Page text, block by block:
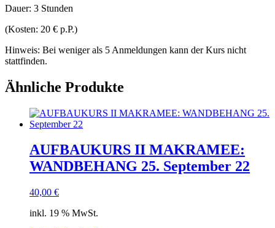
Dauer: 3 Stunden
(Kosten: 20 € p.P.)
Hinweis: Bei weniger als 5 Anmeldungen kann der Kurs nicht
stattfinden.
Ähnliche Produkte
AUFBAUKURS II MAKRAMEE:
WANDBEHANG 25. September 22
40,00 €
inkl. 19 % MwSt.